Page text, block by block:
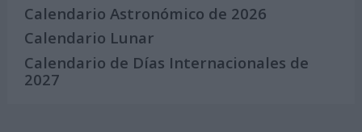
Calendario Astronómico de 2026
Calendario Lunar
Calendario de Días Internacionales de
2027